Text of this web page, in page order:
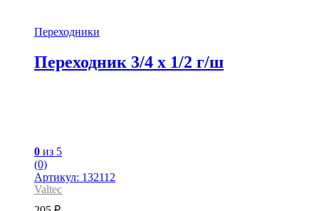
Переходники
Переходник 3/4 x 1/2 г/ш
0 из 5
(0)
Артикул: 132112
Valtec